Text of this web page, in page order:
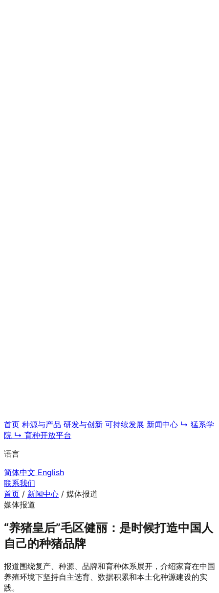
首页 种源与产品 研发与创新 可持续发展 新闻中心 ↳ 猛系学
院 ↳ 育种开放平台
语言
简体中文 English
联系我们
首页 / 新闻中心 / 媒体报道
媒体报道
“养猪皇后”毛区健丽：是时候打造中国人
自己的种猪品牌
报道围绕复产、种源、品牌和育种体系展开，介绍家育在中国
养殖环境下坚持自主选育、数据积累和本土化种源建设的实
践。